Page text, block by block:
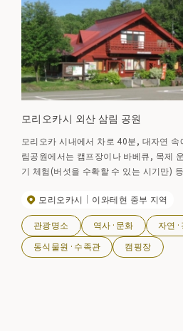
모리오카시 외산 삼림 공원
모리오카 시내에서 차로 40분, 대자연 속
림공원에서는 캠프장이나 바베큐, 목제
기 체험(버섯을 수확할 수 있는 시기만)
모리오카시
이와테현 중부 지역
관광명소 역사·문화
자연·
동식물원·수족관
캠핑장